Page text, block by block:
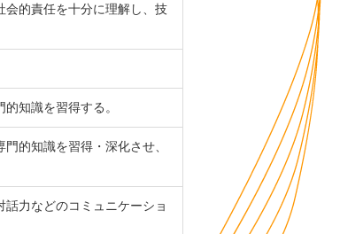
会的責任を十分に理解し、技
知識を習得する。
的知識を習得・深化させ、
力などのコミュニケーショ